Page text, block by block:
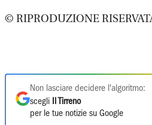
© RIPRODUZIONE
Non lasciare decidere l'algoritmo:
scegli
Il Tirreno
per le tue notizie su Google